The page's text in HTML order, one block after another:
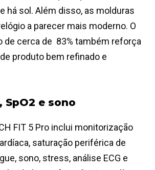
há sol. Além disso, as molduras
a parecer mais moderno. O
de cerca de 83% também reforça
produto bem refinado e
SpO2 e sono
FIT 5 Pro inclui monitorização
saturação periférica de
sono, stress, análise ECG e